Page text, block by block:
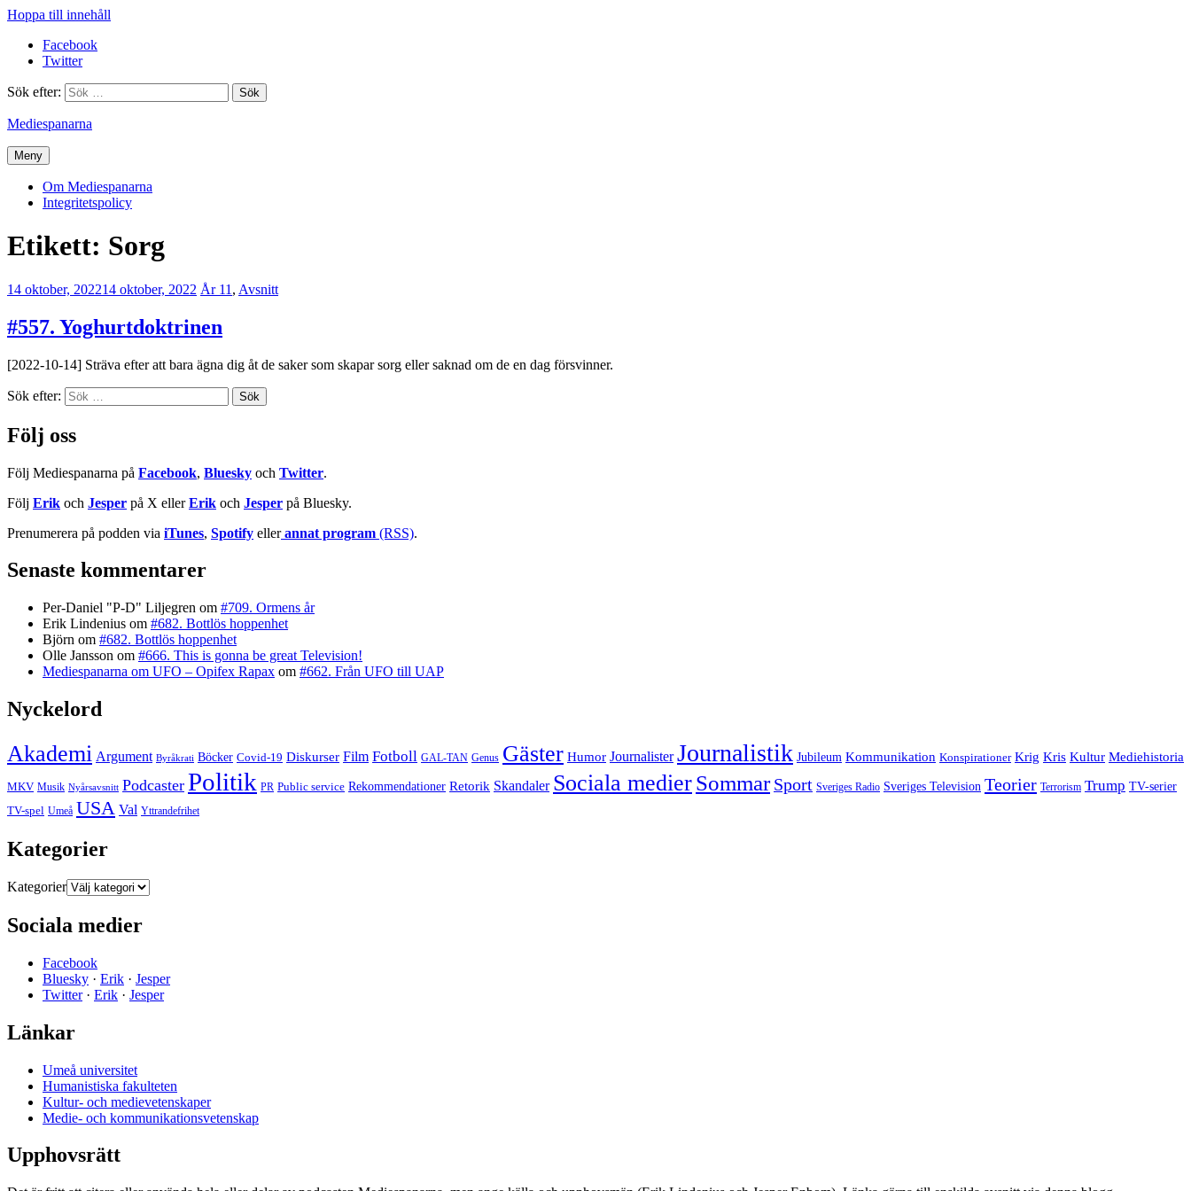
Hoppa till innehåll
Facebook
Twitter
Sök efter:
Mediespanarna
Meny
Om Mediespanarna
Integritetspolicy
Etikett: Sorg
14 oktober, 202214 oktober, 2022 Erik
År 11 , Avsnitt
#557. Yoghurtdoktrinen
[2022-10-14] Sträva efter att bara ägna dig åt de saker som skapar sorg eller saknad om de en dag försvinner.
Sök efter:
Följ oss
Följ Mediespanarna på Facebook, Bluesky och Twitter.
Följ Erik och Jesper på X ellerErik och Jesper på Bluesky.
Prenumerera på podden via iTunes, Spotify eller annat program (RSS).
Senaste kommentarer
Per-Daniel "P-D" Liljegren om #709. Ormens år
Erik Lindenius om #682. Bottlös hoppenhet
Björn om #682. Bottlös hoppenhet
Olle Jansson om #666. This is gonna be great Television!
Mediespanarna om UFO – Opifex Rapax om #662. Från UFO till UAP
Nyckelord
Akademi Argument Byråkrati Böcker Covid-19 Diskurser Film Fotboll GAL-TAN Genus Gäster Humor Journalister Journalistik Jubileum Kommunikation Konspirationer Krig Kris Kultur Mediehistoria
MKV Musik Nyårsavsnitt Podcaster Politik PR Public service Rekommendationer Retorik Skandaler Sociala medierSommar Sport Sveriges Radio Sveriges Television Teorier Terrorism Trump TV-serier
TV-spel Umeå USA Val Yttrandefrihet
Kategorier
Kategorier
Sociala medier
Facebook
Bluesky · Erik · Jesper
Twitter· Erik · Jesper
Länkar
Umeå universitet
Humanistiska fakulteten
Kultur- och medievetenskaper
Medie- och kommunikationsvetenskap
Upphovsrätt